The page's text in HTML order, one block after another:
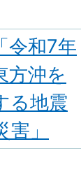
令和7年
方沖を
る地震
」